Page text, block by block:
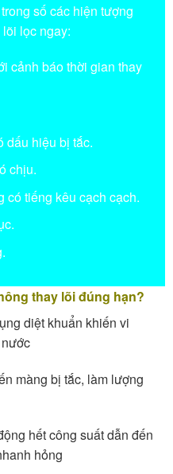
số các hiện tượng
lọc ngay:
cảnh báo thời gian thay
dấu hiệu bị tắc.
chịu.
có tiếng kêu cạch cạch.
thay lõi đúng hạn?
diệt khuẩn khiến vi
màng bị tắc, làm lượng
hết công suất dẫn đến
hỏng